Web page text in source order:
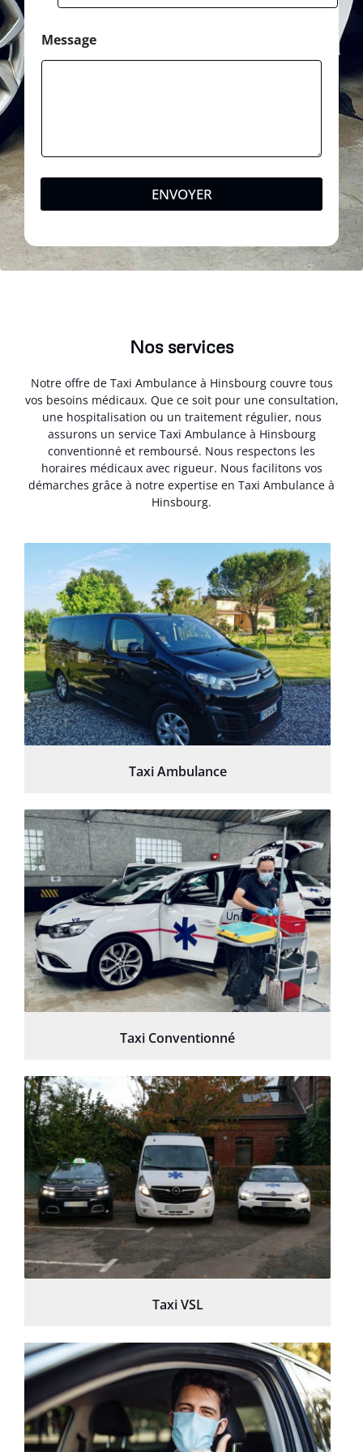
Message
ENVOYER
Nos services
Notre offre de Taxi Ambulance à Hinsbourg couvre tous
vos besoins médicaux. Que ce soit pour une consultation,
une hospitalisation ou un traitement régulier, nous
assurons un service Taxi Ambulance à Hinsbourg
conventionné et remboursé. Nous respectons les
horaires médicaux avec rigueur. Nous facilitons vos
démarches grâce à notre expertise en Taxi Ambulance à
Hinsbourg.
Taxi Ambulance
Taxi Conventionné
Taxi VSL